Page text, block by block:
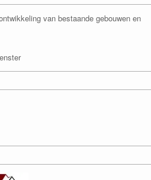
van bestaande gebouwen en